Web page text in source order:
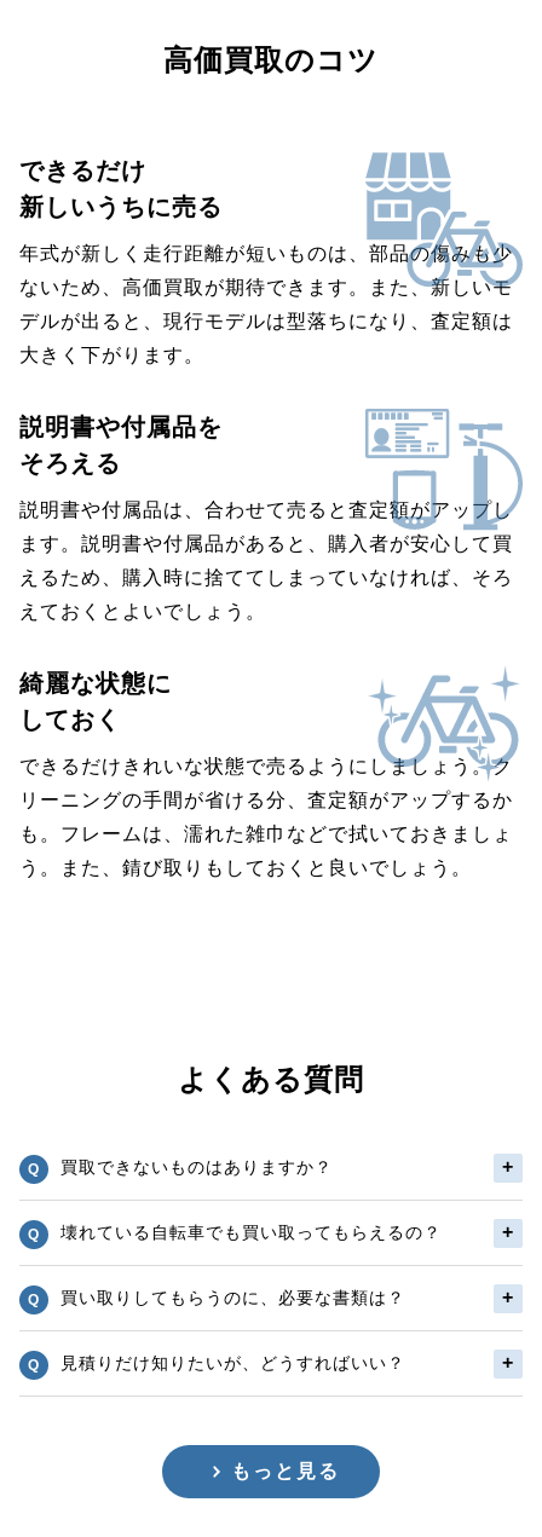
高価買取のコツ
できるだけ
新しいうちに売る
年式が新しく走行距離が短いものは、部品の傷みも少
ないため、高価買取が期待できます。また、新しいモ
デルが出ると、現行モデルは型落ちになり、査定額は
大きく下がります。
説明書や付属品を
そろえる
説明書や付属品は、合わせて売ると査定額がアップし
ます。説明書や付属品があると、購入者が安心して買
えるため、購入時に捨ててしまっていなければ、そろ
えておくとよいでしょう。
綺麗な状態に
しておく
できるだけきれいな状態で売るようにしましょう。ク
リーニングの手間が省ける分、査定額がアップするか
も。フレームは、濡れた雑巾などで拭いておきましょ
う。また、錆び取りもしておくと良いでしょう。
よくある質問
買取できないものはありますか？
壊れている自転車でも買い取ってもらえるの？
買い取りしてもらうのに、必要な書類は？
見積りだけ知りたいが、どうすればいい？
もっと見る